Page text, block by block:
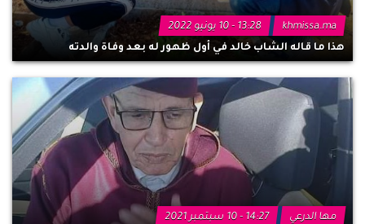
khmissa.ma
13:28 - 10 يونيو 2022
هذا ما قاله الشاب خالد في أول ظهور له بعد وفاة والدته
مها الدرعي
14:27 - 10 سبتمبر 2021